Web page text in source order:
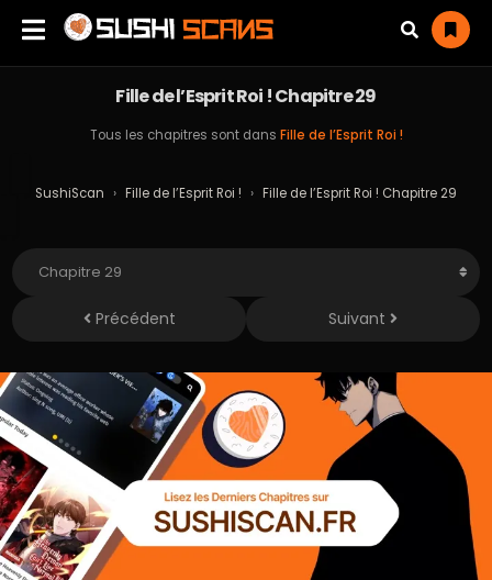
Fille de l’Esprit Roi ! Chapitre 29
Tous les chapitres sont dans Fille de l’Esprit Roi !
SushiScan › Fille de l’Esprit Roi ! › Fille de l’Esprit Roi ! Chapitre 29
Précédent Suivant